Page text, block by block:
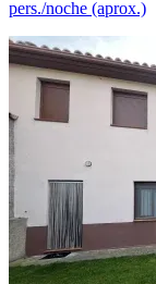
pers./noche (aprox.)